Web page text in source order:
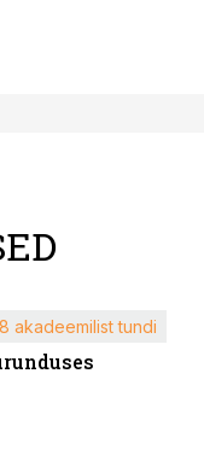
8 akadeemilist tundi